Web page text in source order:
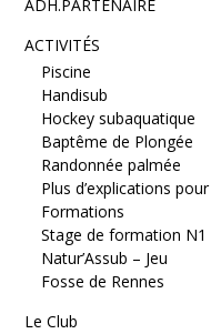
ADH.PARTENAIRE
ACTIVITÉS
Piscine
Handisub
Hockey subaquatique
Baptême de Plongée
Randonnée palmée
Plus d’explications
Formations
Stage de formation N1
Natur’Assub – Jeu
Fosse de Rennes
Le Club